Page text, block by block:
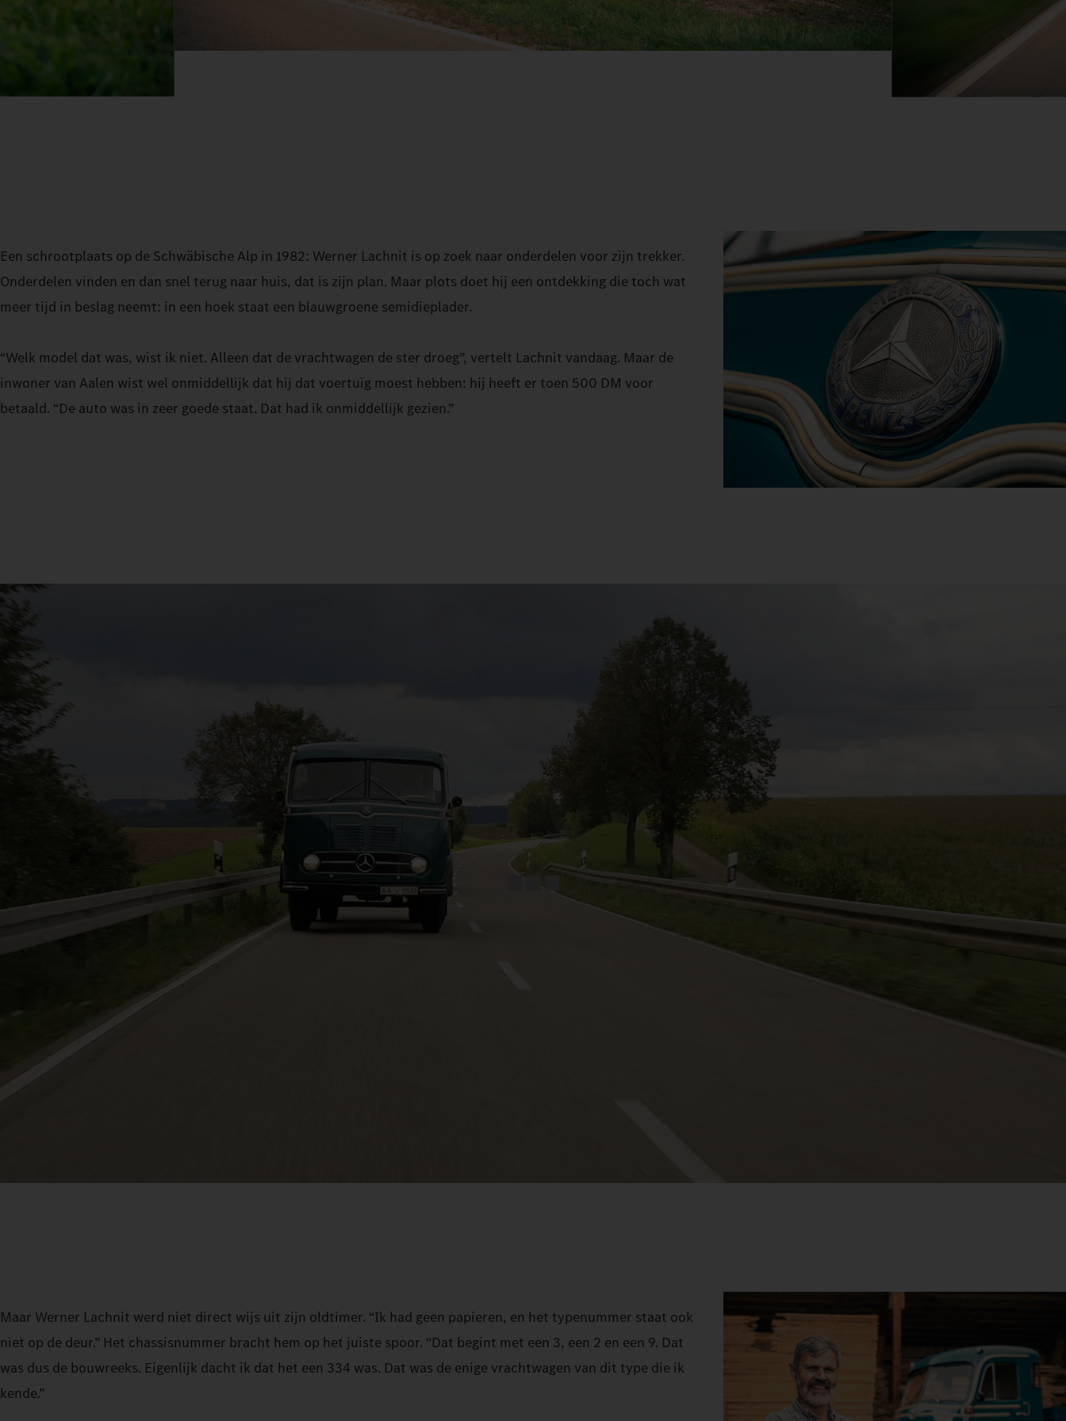
Een schrootplaats op de Schwäbische Alp in 1982: Werner Lachnit is op zoek naar onderdelen voor zijn trekker.
Onderdelen vinden en dan snel terug naar huis, dat is zijn plan. Maar plots doet hij een ontdekking die toch wat
meer tijd in beslag neemt: in een hoek staat een blauwgroene semidieplader.
“Welk model dat was, wist ik niet. Alleen dat de vrachtwagen de ster droeg”, vertelt Lachnit vandaag. Maar de
inwoner van Aalen wist wel onmiddellijk dat hij dat voertuig moest hebben: hij heeft er toen 500 DM voor
betaald. “De auto was in zeer goede staat. Dat had ik onmiddellijk gezien.”
Maar Werner Lachnit werd niet direct wijs uit zijn oldtimer. “Ik had geen papieren, en het typenummer staat ook
niet op de deur.” Het chassisnummer bracht hem op het juiste spoor. “Dat begint met een 3, een 2 en een 9. Dat
was dus de bouwreeks. Eigenlijk dacht ik dat het een 334 was. Dat was de enige vrachtwagen van dit type die ik
kende.”